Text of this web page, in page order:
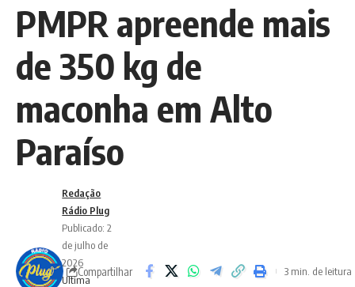
PMPR apreende mais
de 350 kg de
maconha em Alto
Paraíso
Ultima
Redação
Rádio Plug
Publicado: 2
de julho de
2026
Compartilhar 3 min. de leitura